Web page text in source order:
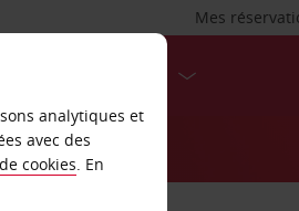
Mes
analytiques et
avec des
cookies. En